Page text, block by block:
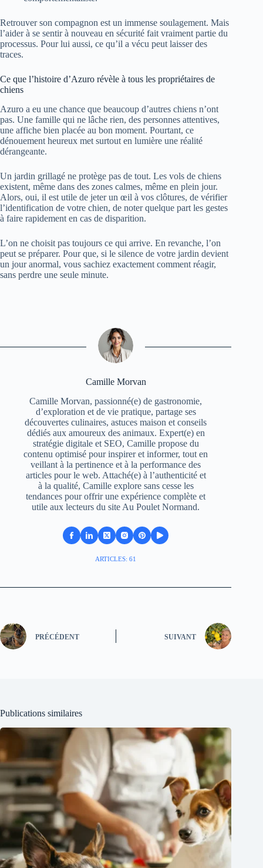
Retrouver son compagnon est un immense soulagement. Mais
l’aider à se sentir à nouveau en sécurité fait vraiment partie du
processus. Pour lui aussi, ce qu’il a vécu peut laisser des
traces.
Ce que l’histoire d’Azuro révèle à tous les propriétaires de
chiens
Azuro a eu une chance que beaucoup d’autres chiens n’ont
pas. Une famille qui ne lâche rien, des personnes attentives,
une affiche bien placée au bon moment. Pourtant, ce
dénouement heureux met surtout en lumière une réalité
dérangeante.
Un jardin grillagé ne protège pas de tout. Les vols de chiens
existent, même dans des zones calmes, même en plein jour.
Alors, oui, il est utile de jeter un œil à vos clôtures, de vérifier
l’identification de votre chien, de noter quelque part les gestes
à faire rapidement en cas de disparition.
L’on ne choisit pas toujours ce qui arrive. En revanche, l’on
peut se préparer. Pour que, si le silence de votre jardin devient
un jour anormal, vous sachiez exactement comment réagir,
sans perdre une seule minute.
Camille Morvan
Camille Morvan, passionné(e) de gastronomie,
d’exploration et de vie pratique, partage ses
découvertes culinaires, astuces maison et conseils
dédiés aux amoureux des animaux. Expert(e) en
stratégie digitale et SEO, Camille propose du
contenu optimisé pour inspirer et informer, tout en
veillant à la pertinence et à la performance des
articles pour le web. Attaché(e) à l’authenticité et
à la qualité, Camille explore sans cesse les
tendances pour offrir une expérience complète et
utile aux lecteurs du site Au Poulet Normand.
ARTICLES: 61
PRÉCÉDENT SUIVANT
Publications similaires